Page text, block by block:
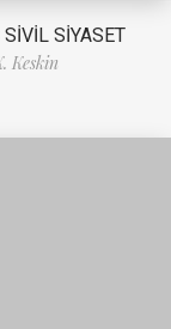
SİYASET
Keskin